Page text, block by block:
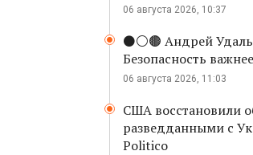
06 августа 2026, 10:37
⚫️⚪️🟤 Андрей
Безопасность
06 августа 2026, 11:03
США восстановили
разведданными с
Politico